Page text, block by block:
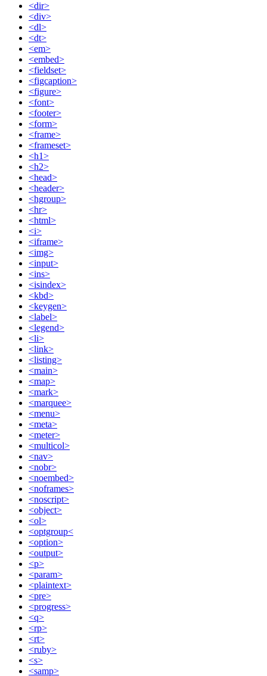
<dir>
<div>
<dl>
<dt>
<em>
<embed>
<fieldset>
<figcaption>
<figure>
<font>
<footer>
<form>
<frame>
<frameset>
<h1>
<h2>
<head>
<header>
<hgroup>
<hr>
<html>
<i>
<iframe>
<img>
<input>
<ins>
<isindex>
<kbd>
<keygen>
<label>
<legend>
<li>
<link>
<listing>
<main>
<map>
<mark>
<marquee>
<menu>
<meta>
<meter>
<multicol>
<nav>
<nobr>
<noembed>
<noframes>
<noscript>
<object>
<ol>
<optgroup<
<option>
<output>
<p>
<param>
<plaintext>
<pre>
<progress>
<q>
<rp>
<rt>
<ruby>
<s>
<samp>